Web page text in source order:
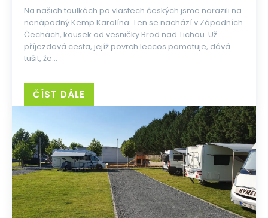
Na našich toulkách po vlastech českých jsme narazili na
nenápadný Kemp Karolína. Ten se nachází v Západních
Čechách, kousek od vesničky Brod nad Tichou. Už
příjezdová cesta, jejíž povrch leccos pamatuje, dává
tušit, že...
ČÍST DÁLE